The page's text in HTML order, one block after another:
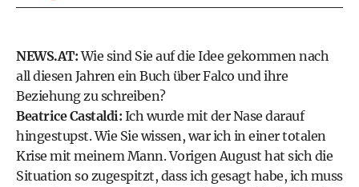
NEWS.AT:Wie sind Sie auf die Idee gekommen nach
all diesen Jahren ein Buch über Falco und ihre
Beziehung zu schreiben?
Beatrice Castaldi: Ich wurde mit der Nase darauf
hingestupst. Wie Sie wissen, war ich in einer totalen
Krise mit meinem Mann. Vorigen August hat sich die
Situation so zugespitzt, dass ich gesagt habe, ich muss